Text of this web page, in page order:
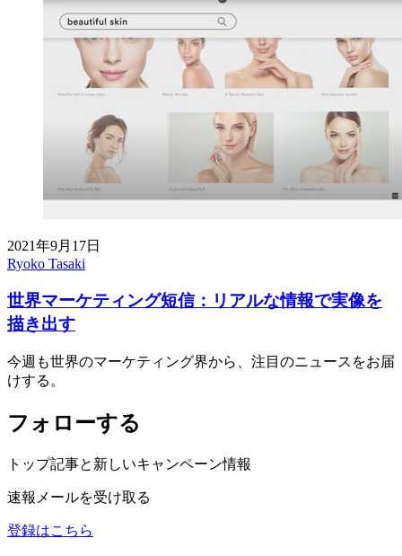
2021年9月17日
Ryoko Tasaki
世界マーケティング短信：リアルな情報で実像を
描き出す
今週も世界のマーケティング界から、注目のニュースをお届
けする。
フォローする
トップ記事と新しいキャンペーン情報
速報メールを受け取る
登録はこちら